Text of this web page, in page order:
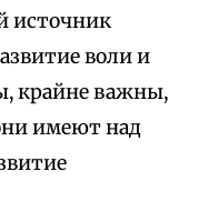
источник
воли и
крайне важны,
имеют над